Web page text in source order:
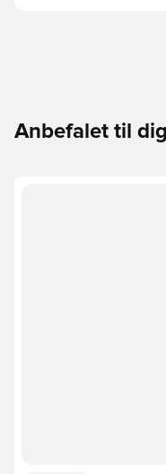
Anbefalet til dig